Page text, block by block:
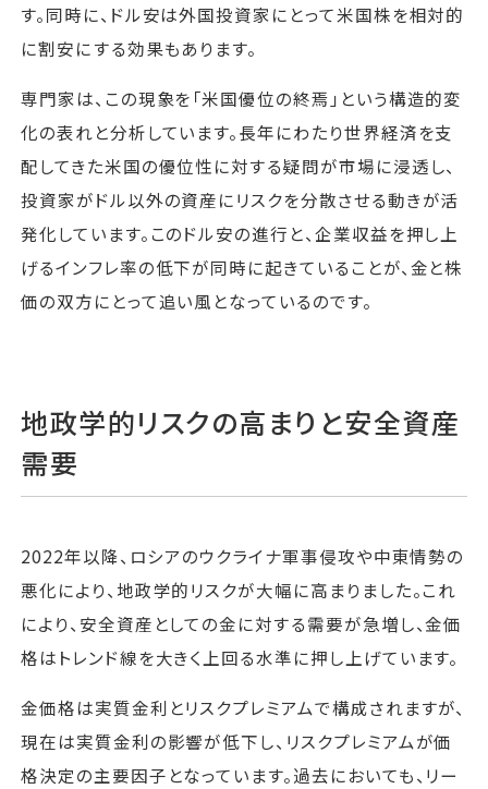
す。同時に、ドル安は外国投資家にとって米国株を相対的
に割安にする効果もあります。
専門家は、この現象を「米国優位の終焉」という構造的変
化の表れと分析しています。長年にわたり世界経済を支
配してきた米国の優位性に対する疑問が市場に浸透し、
投資家がドル以外の資産にリスクを分散させる動きが活
発化しています。このドル安の進行と、企業収益を押し上
げるインフレ率の低下が同時に起きていることが、金と株
価の双方にとって追い風となっているのです。
地政学的リスクの高まりと安全資産
需要
2022年以降、ロシアのウクライナ軍事侵攻や中東情勢の
悪化により、地政学的リスクが大幅に高まりました。これ
により、安全資産としての金に対する需要が急増し、金価
格はトレンド線を大きく上回る水準に押し上げています。
金価格は実質金利とリスクプレミアムで構成されますが、
現在は実質金利の影響が低下し、リスクプレミアムが価
格決定の主要因子となっています。過去においても、リー